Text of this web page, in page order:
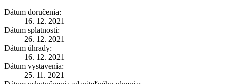
Dátum doručenia:
16. 12. 2021
Dátum splatnosti:
26. 12. 2021
Dátum úhrady:
16. 12. 2021
Dátum vystavenia:
25. 11. 2021